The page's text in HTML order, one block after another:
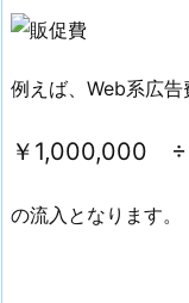
例えば、Web系広告
￥1,000,000
の流入となります。